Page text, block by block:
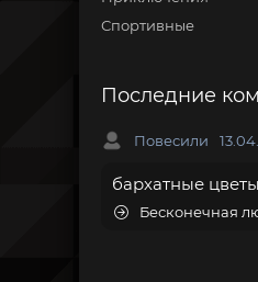
Спортивные
Последние
Повесили
бархатные
Бесконечная